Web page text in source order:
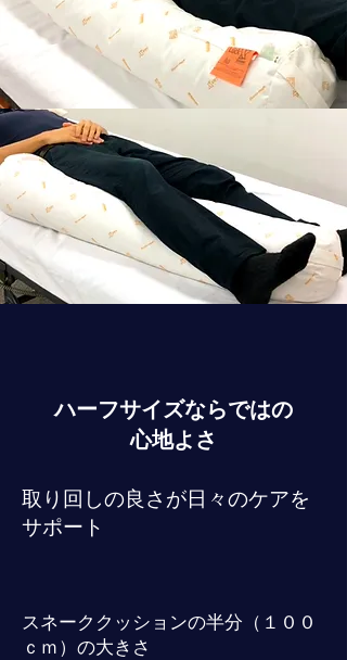
ハーフサイズならではの
心地よさ
取り回しの良さが日々のケアを
サポート
スネーククッションの半分（１００
ｃｍ）の大きさ